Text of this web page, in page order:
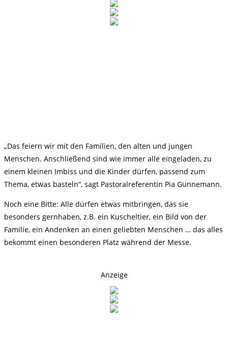
„Das feiern wir mit den Familien, den alten und jungen
Menschen. Anschließend sind wie immer alle eingeladen, zu
einem kleinen Imbiss und die Kinder dürfen, passend zum
Thema, etwas basteln“, sagt Pastoralreferentin Pia Gunnemann.
Noch eine Bitte: Alle dürfen etwas mitbringen, das sie
besonders gernhaben, z.B. ein Kuscheltier, ein Bild von der
Familie, ein Andenken an einen geliebten Menschen … das alles
bekommt einen besonderen Platz während der Messe.
Anzeige